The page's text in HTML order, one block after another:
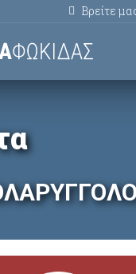
Βρείτε